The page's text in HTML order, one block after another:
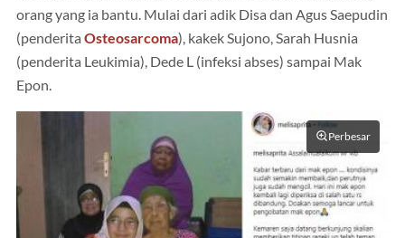
orang yang ia bantu. Mulai dari adik Disa dan Agus Saepudin
(penderita Osteosarcoma), kakek Sujono, Sarah Husnia
(penderita Leukimia), Dede L (infeksi abses) sampai Mak
Epon.
Perbesar